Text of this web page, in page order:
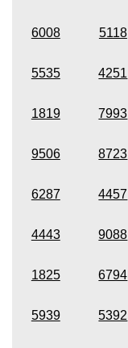
6008 5118
5535 4251
1819 7993
9506 8723
6287 4457
4443 9088
1825 6794
5939 5392